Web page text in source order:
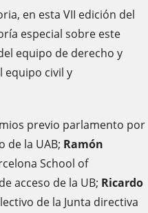
en esta VII edición del
especial sobre este
equipo de derecho y
equipo civil y
previo parlamento por
de la UAB; Ramón
School of
acceso de la UB; Ricardo
de la Junta directiva